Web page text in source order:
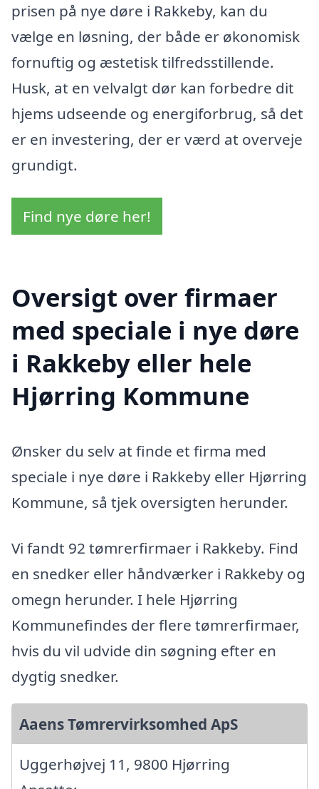
prisen på nye døre i Rakkeby, kan du
vælge en løsning, der både er økonomisk
fornuftig og æstetisk tilfredsstillende.
Husk, at en velvalgt dør kan forbedre dit
hjems udseende og energiforbrug, så det
er en investering, der er værd at overveje
grundigt.
Find nye døre her!
Oversigt over firmaer
med speciale i nye døre
i Rakkeby eller hele
Hjørring Kommune
Ønsker du selv at finde et firma med
speciale i nye døre i Rakkeby eller Hjørring
Kommune, så tjek oversigten herunder.
Vi fandt 92 tømrerfirmaer i Rakkeby. Find
en snedker eller håndværker i Rakkeby og
omegn herunder. I hele Hjørring
Kommunefindes der flere tømrerfirmaer,
hvis du vil udvide din søgning efter en
dygtig snedker.
Aaens Tømrervirksomhed ApS
Uggerhøjvej 11, 9800 Hjørring